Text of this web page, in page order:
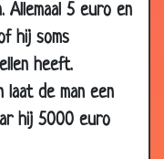
Allemaal 5 euro en
hij soms
heeft.
laat de man een
hij 5000 euro
3.87
3.30